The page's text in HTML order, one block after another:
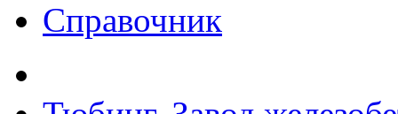
Справочник